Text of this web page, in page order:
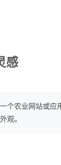
感
个农业网站或
观。